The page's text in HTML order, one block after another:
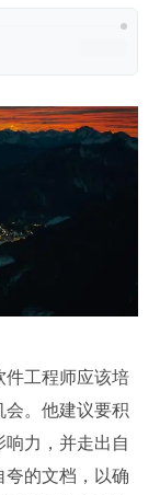
工程师应该培
。他建议要积
力，并走出自
的文档，以确